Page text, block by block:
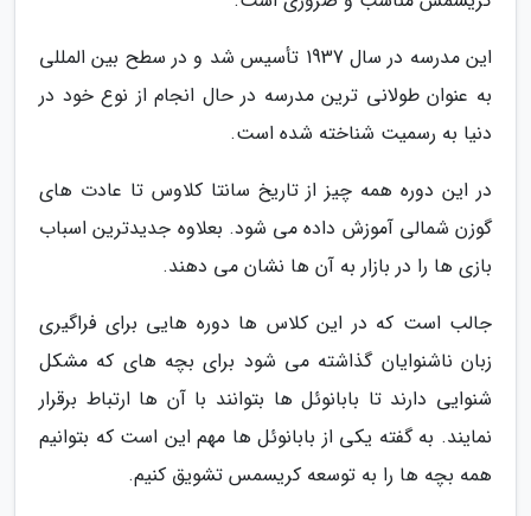
این مدرسه در سال 1937 تأسیس شد و در سطح بین المللی
به عنوان طولانی ترین مدرسه در حال انجام از نوع خود در
دنیا به رسمیت شناخته شده است.
در این دوره همه چیز از تاریخ سانتا کلاوس تا عادت های
گوزن شمالی آموزش داده می شود. بعلاوه جدیدترین اسباب
بازی ها را در بازار به آن ها نشان می دهند.
جالب است که در این کلاس ها دوره هایی برای فراگیری
زبان ناشنوایان گذاشته می شود برای بچه های که مشکل
شنوایی دارند تا بابانوئل ها بتوانند با آن ها ارتباط برقرار
نمایند. به گفته یکی از بابانوئل ها مهم این است که بتوانیم
همه بچه ها را به توسعه کریسمس تشویق کنیم.